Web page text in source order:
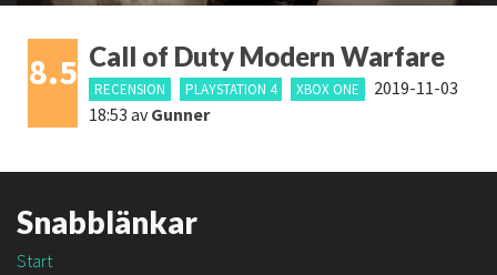
8.5 Call of Duty Modern Warfare
RECENSION PLAYSTATION 4 XBOX ONE
2019-11-03
18:53 avGunner
Snabblänkar
Start